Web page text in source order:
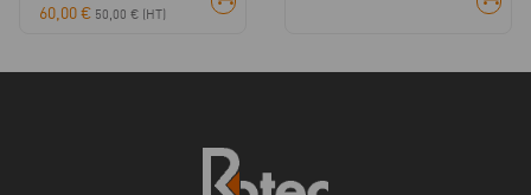
60,00€ 50,00 € (HT)